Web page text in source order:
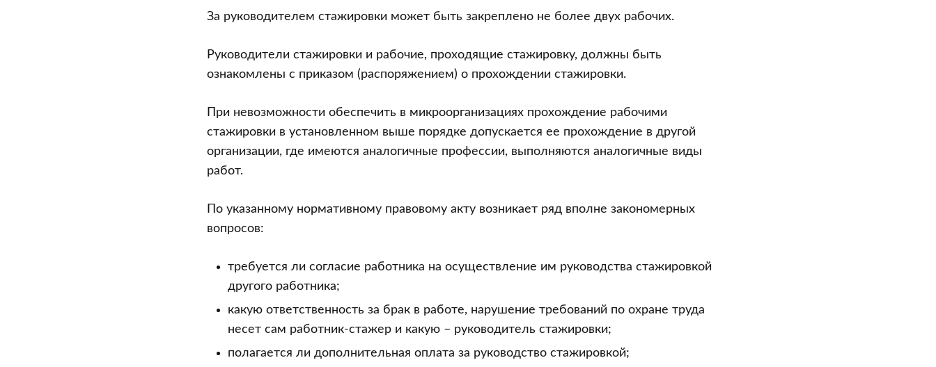
За руководителем стажировки может быть закреплено не более двух рабочих.
Руководители стажировки и рабочие, проходящие стажировку, должны быть
ознакомлены с приказом (распоряжением) о прохождении стажировки.
При невозможности обеспечить в микроорганизациях прохождение рабочими
стажировки в установленном выше порядке допускается ее прохождение в другой
организации, где имеются аналогичные профессии, выполняются аналогичные виды
работ.
По указанному нормативному правовому акту возникает ряд вполне закономерных
вопросов:
требуется ли согласие работника на осуществление им руководства стажировкой
другого работника;
какую ответственность за брак в работе, нарушение требований по охране труда
несет сам работник-стажер и какую – руководитель стажировки;
полагается ли дополнительная оплата за руководство стажировкой;